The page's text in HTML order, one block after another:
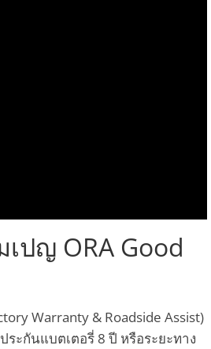
ปญ ORA Good
Warranty & Roadside Assist)
ระกันแบตเตอรี่ 8 ปี หรือระยะทาง